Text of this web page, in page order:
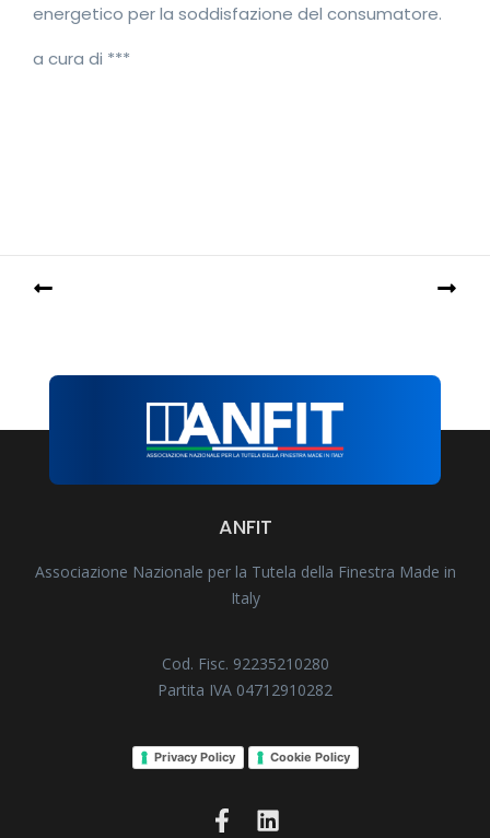
energetico per la soddisfazione del consumatore.
a cura di ***
ANFIT
Associazione Nazionale per la Tutela della Finestra Made in
Italy
Cod. Fisc. 92235210280
Partita IVA 04712910282
Privacy Policy Cookie Policy